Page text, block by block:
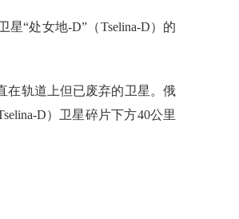
“处女地-D”（Tselina-D）的
轨道上但已废弃的卫星。俄
D）卫星碎片下方40公里